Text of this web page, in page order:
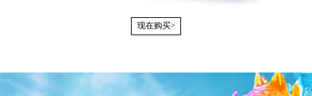
现在购买>